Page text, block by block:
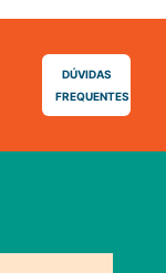
DÚVIDAS
FREQUENTES